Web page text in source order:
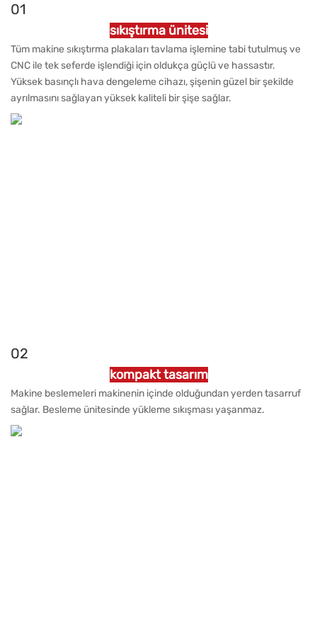
01
sıkıştırma ünitesi
Tüm makine sıkıştırma plakaları tavlama işlemine tabi tutulmuş ve
CNC ile tek seferde işlendiği için oldukça güçlü ve hassastır.
Yüksek basınçlı hava dengeleme cihazı, şişenin güzel bir şekilde
ayrılmasını sağlayan yüksek kaliteli bir şişe sağlar.
02
kompakt tasarım
Makine beslemeleri makinenin içinde olduğundan yerden tasarruf
sağlar. Besleme ünitesinde yükleme sıkışması yaşanmaz.